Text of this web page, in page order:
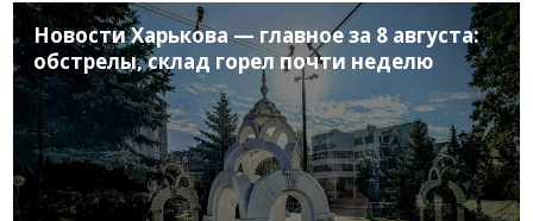
Новости Харькова — главное за 8 августа:
обстрелы, склад горел почти неделю